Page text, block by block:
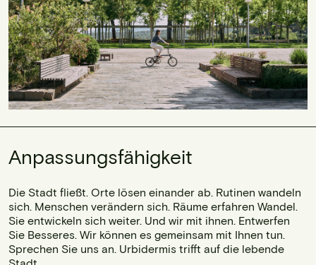
Anpassungsfähigkeit
Die Stadt fließt. Orte lösen einander ab. Rutinen wandeln
sich. Menschen verändern sich. Räume erfahren Wandel.
Sie entwickeln sich weiter. Und wir mit ihnen. Entwerfen
Sie Besseres. Wir können es gemeinsam mit Ihnen tun.
Sprechen Sie uns an. Urbidermis trifft auf die lebende